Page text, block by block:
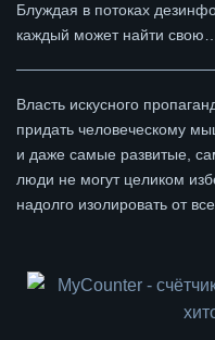
Блуждая в потоках
каждый может найти
Власть искусного
придать человеческому
и даже самые развитые,
люди не могут целиком
надолго изолировать от